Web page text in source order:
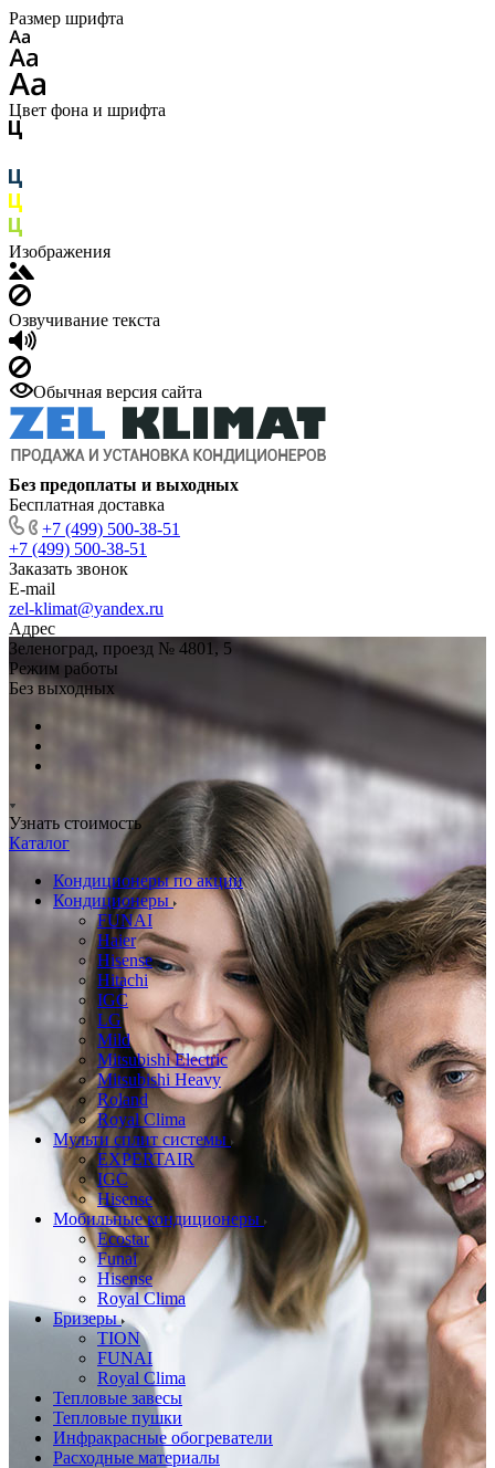
Размер шрифта
Цвет фона и шрифта
Изображения
Озвучивание текста
Обычная версия сайта
Без предоплаты и выходных
Бесплатная доставка
+7 (499) 500-38-51
+7 (499) 500-38-51
Заказать звонок
E-mail
zel-klimat@yandex.ru
Адрес
Зеленоград, проезд № 4801, 5
Режим работы
Без выходных
Узнать стоимость
Каталог
Кондиционеры по акции
Кондиционеры
FUNAI
Haier
Hisense
Hitachi
IGC
LG
Mild
Mitsubishi Electric
Mitsubishi Heavy
Roland
Royal Clima
Мульти сплит системы
EXPERTAIR
IGC
Hisense
Мобильные кондиционеры
Ecostar
Funai
Hisense
Royal Clima
Бризеры
TION
FUNAI
Royal Clima
Тепловые завесы
Тепловые пушки
Инфракрасные обогреватели
Расходные материалы